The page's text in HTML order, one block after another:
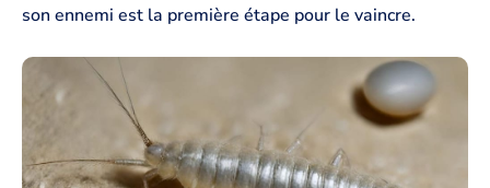
son ennemi est la première étape pour le vaincre.